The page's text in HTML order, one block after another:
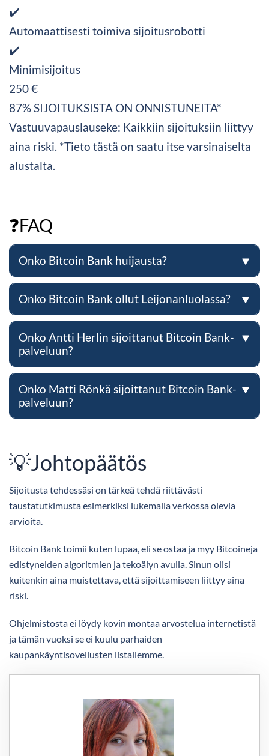
✔️
Automaattisesti toimiva sijoitusrobotti
✔️
Minimisijoitus
250 €
87% SIJOITUKSISTA ON ONNISTUNEITA*
Vastuuvapauslauseke: Kaikkiin sijoituksiin liittyy
aina riski. *Tieto tästä on saatu itse varsinaiselta
alustalta.
❓FAQ
Onko Bitcoin Bank huijausta?
Onko Bitcoin Bank ollut Leijonanluolassa?
Onko Antti Herlin sijoittanut Bitcoin Bank-
palveluun?
Onko Matti Rönkä sijoittanut Bitcoin Bank-
palveluun?
💡Johtopäätös
Sijoitusta tehdessäsi on tärkeä tehdä riittävästi
taustatutkimusta esimerkiksi lukemalla verkossa olevia
arvioita.
Bitcoin Bank toimii kuten lupaa, eli se ostaa ja myy Bitcoineja
edistyneiden algoritmien ja tekoälyn avulla. Sinun olisi
kuitenkin aina muistettava, että sijoittamiseen liittyy aina
riski.
Ohjelmistosta ei löydy kovin montaa arvostelua internetistä
ja tämän vuoksi se ei kuulu parhaiden
kaupankäyntisovellusten listallemme.